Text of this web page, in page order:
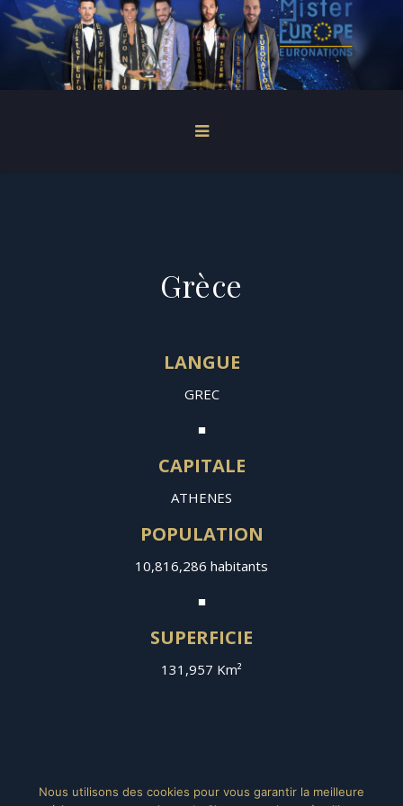
Grèce
LANGUE
GREC
■
CAPITALE
ATHENES
POPULATION
10,816,286 habitants
■
SUPERFICIE
131,957 Km²
Nous utilisons des cookies pour vous garantir la meilleure